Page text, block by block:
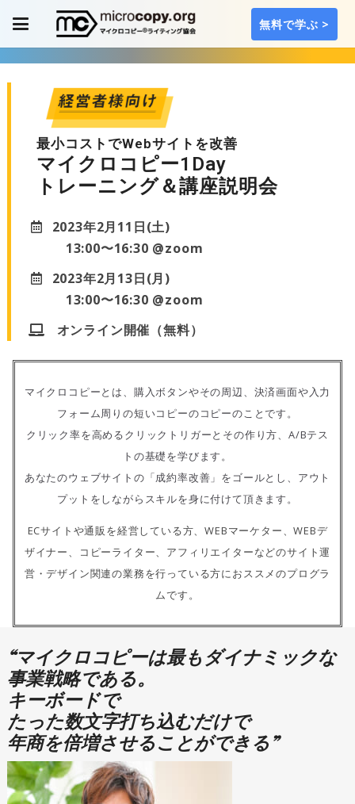
無料で学ぶ >
最小コストでWebサイトを改善
マイクロコピー1Day
トレーニング＆講座説明会
2023年2月11日(土)
13:00〜16:30 @zoom
2023年2月13日(月)
13:00〜16:30 @zoom
オンライン開催（無料）
マイクロコピーとは、購入ボタンやその周辺、決済画面や入力
フォーム周りの短いコピーのコピーのことです。
クリック率を高めるクリックトリガーとその作り方、A/Bテス
トの基礎を学びます。
あなたのウェブサイトの「成約率改善」をゴールとし、アウト
プットをしながらスキルを身に付けて頂きます。
ECサイトや通販を経営している方、WEBマーケター、WEBデ
ザイナー、コピーライター、アフィリエイターなどのサイト運
営・デザイン関連の業務を行っている方におススメのプログラ
ムです。
“マイクロコピーは最もダイナミックな
事業戦略である。
キーボードで
たった数文字打ち込むだけで
年商を倍増させることができる”